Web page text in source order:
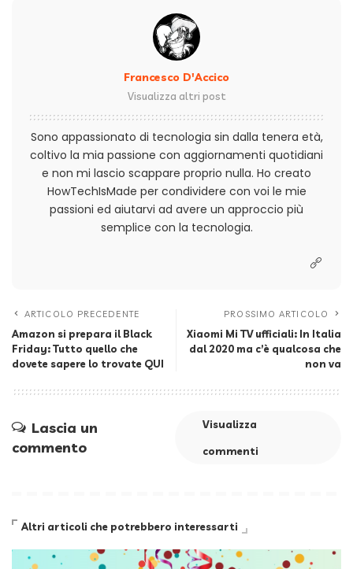
Francesco D'Accico
Visualizza altri post
Sono appassionato di tecnologia sin dalla tenera età,
coltivo la mia passione con aggiornamenti quotidiani
e non mi lascio scappare proprio nulla. Ho creato
HowTechIsMade per condividere con voi le mie
passioni ed aiutarvi ad avere un approccio più
semplice con la tecnologia.
ARTICOLO PRECEDENTE
Amazon si prepara il Black
Friday: Tutto quello che
dovete sapere lo trovate QUI
PROSSIMO ARTICOLO
Xiaomi Mi TV ufficiali: In Italia
dal 2020 ma c’è qualcosa che
non va
Lascia un
commento
Visualizza
commenti
Altri articoli che potrebbero interessarti